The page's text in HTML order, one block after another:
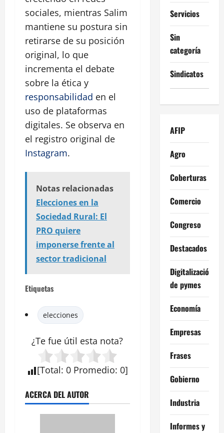
sociales, mientras Salim
mantiene su postura sin
retirarse de su posición
original, lo que
incrementa el debate
sobre la ética y
responsabilidad en el
uso de plataformas
digitales. Se observa en
el registro original de
Instagram.
Notas relacionadas
Elecciones en la
Sociedad Rural: El
PRO quiere
imponerse frente al
sector tradicional
Etiquetas
elecciones
¿Te fue útil esta nota?
[Total: 0 Promedio: 0]
ACERCA DEL AUTOR
Servicios
Sin
categoría
Sindicatos
AFIP
Agro
Coberturas
Comercio
Congreso
Destacados
Digitalización
de pymes
Economía
Empresas
Frases
Gobierno
Industria
Informes y